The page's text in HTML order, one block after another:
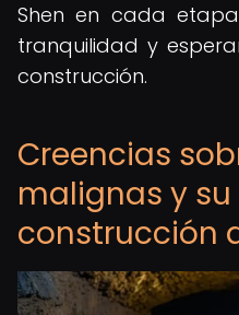
Shen en cada
tranquilidad y
construcción.
Creencias
malignas y
construcción